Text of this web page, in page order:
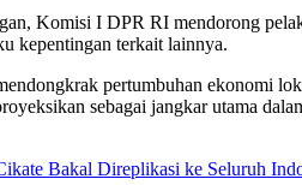
Komisi I DPR RI mendorong
kepentingan terkait lainnya.
pertumbuhan ekonomi
sebagai jangkar utama
Bakal Direplikasi ke Seluruh